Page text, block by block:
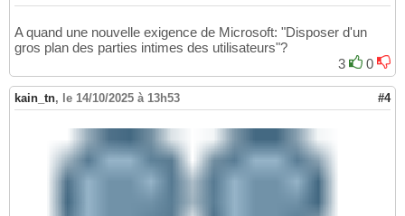
A quand une nouvelle exigence de Microsoft: "Disposer d'un
gros plan des parties intimes des utilisateurs"?
3
0
kain_tn, le 14/10/2025 à 13h53 #4